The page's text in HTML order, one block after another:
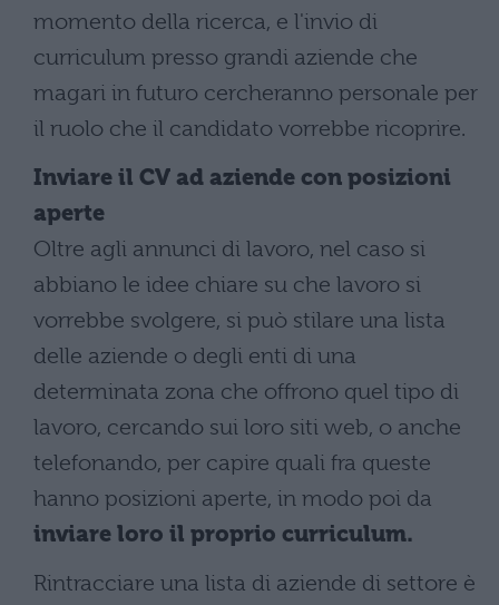
momento della ricerca, e l'invio di
curriculum presso grandi aziende che
magari in futuro cercheranno personale per
il ruolo che il candidato vorrebbe ricoprire.
Inviare il CV ad aziende con posizioni
aperte
Oltre agli annunci di lavoro, nel caso si
abbiano le idee chiare su che lavoro si
vorrebbe svolgere, si può stilare una lista
delle aziende o degli enti di una
determinata zona che offrono quel tipo di
lavoro, cercando sui loro siti web, o anche
telefonando, per capire quali fra queste
hanno posizioni aperte, in modo poi da
inviare loro il proprio curriculum.
Rintracciare una lista di aziende di settore è